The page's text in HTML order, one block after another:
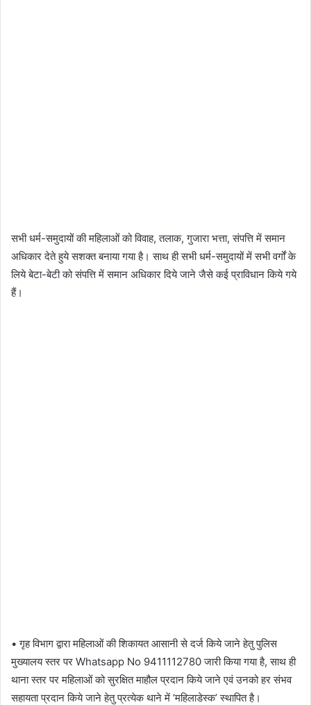
सभी धर्म-समुदायों की महिलाओं को विवाह, तलाक, गुजारा भत्ता, संपत्ति में समान
अधिकार देते हुये सशक्त बनाया गया है। साथ ही सभी धर्म-समुदायों में सभी वर्गों के
लिये बेटा-बेटी को संपत्ति में समान अधिकार दिये जाने जैसे कई प्राविधान किये गये
हैं।
• गृह विभाग द्वारा महिलाओं की शिकायत आसानी से दर्ज किये जाने हेतु पुलिस
मुख्यालय स्तर पर Whatsapp No 9411112780 जारी किया गया है, साथ ही
थाना स्तर पर महिलाओं को सुरक्षित माहौल प्रदान किये जाने एवं उनको हर संभव
सहायता प्रदान किये जाने हेतु प्रत्येक थाने में ‘महिलाडेस्क’ स्थापित है।